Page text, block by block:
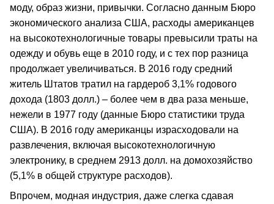
моду, образ жизни, привычки. Согласно данным Бюро
экономического анализа США, расходы американцев
на высокотехнологичные товары превысили траты на
одежду и обувь еще в 2010 году, и с тех пор разница
продолжает увеличиваться. В 2016 году средний
житель Штатов тратил на гардероб 3,1% годового
дохода (1803 долл.) – более чем в два раза меньше,
нежели в 1977 году (данные Бюро статистики труда
США). В 2016 году американцы израсходовали на
развлечения, включая высокотехнологичную
электронику, в среднем 2913 долл. на домохозяйство
(5,1% в общей структуре расходов).
Впрочем, модная индустрия, даже слегка сдавая